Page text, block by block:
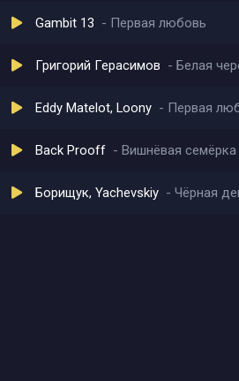
Gambit 13 Первая любовь
Григорий Герасимов Белая
Eddy Matelot, Loony Первая
Back Prooff Вишнёвая семёрка
Борищук, Yachevskiy Чёрная